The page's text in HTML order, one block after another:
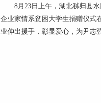
8月23日上午，湖北秭归县水
企业家情系贫困大学生捐赠仪式
业伸出援手，彰显爱心，为尹志